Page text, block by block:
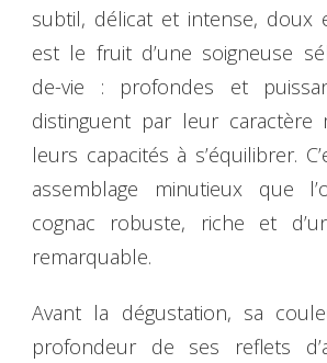
subtil, délicat et intense, doux
est le fruit d’une soigneuse
de-vie : profondes et
distinguent par leur caractère
leurs capacités à s’équilibrer.
assemblage minutieux que
cognac robuste, riche et
remarquable.
Avant la dégustation, sa
profondeur de ses reflets